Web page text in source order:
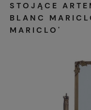
STOJĄCE
BLANC
MARICLO'